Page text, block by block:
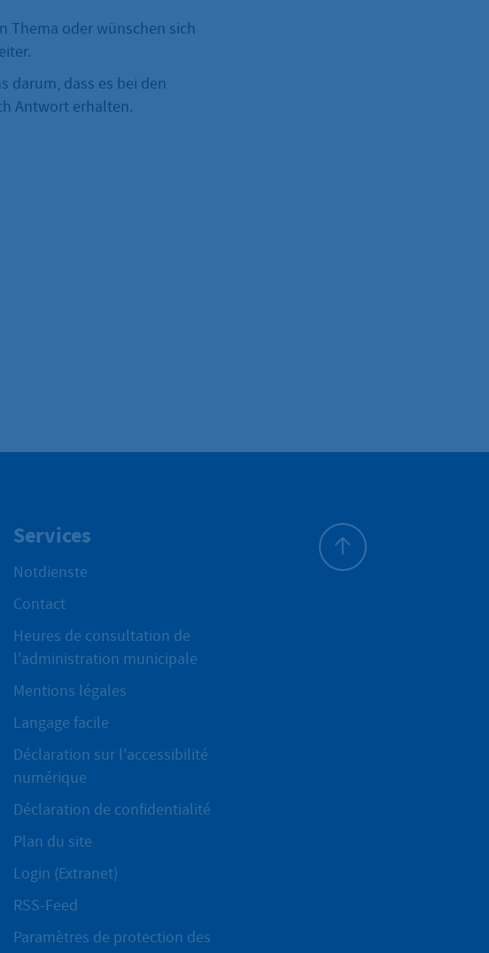
Thema oder wünschen sich
darum, dass es bei den
Antwort erhalten.
Services
Notdienste
Contact
Heures de consultation de
l'administration municipale
Mentions légales
Langage facile
Déclaration sur l'accessibilité
numérique
Déclaration de confidentialité
Plan du site
Login (Extranet)
RSS-Feed
Paramètres de protection des